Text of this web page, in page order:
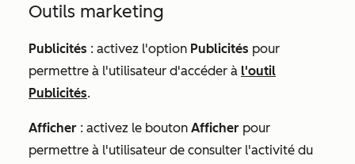
Outils marketing
Publicités : activez l'option Publicités pour
permettre à l'utilisateur d'accéder à l'outil
Publicités.
Afficher : activez le bouton Afficher pour
permettre à l'utilisateur de consulter l'activité du